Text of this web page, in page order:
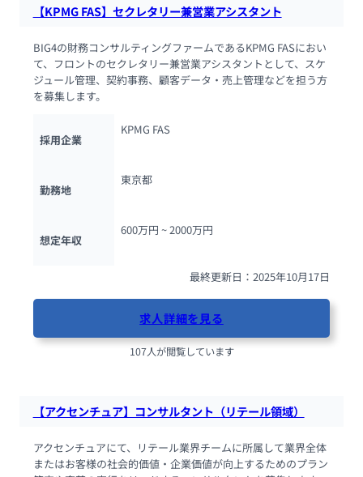
【KPMG FAS】セクレタリー兼営業アシスタント
BIG4の財務コンサルティングファームであるKPMG FASにおい
て、フロントのセクレタリー兼営業アシスタントとして、スケ
ジュール管理、契約事務、顧客データ・売上管理などを担う方
を募集します。
採用企業
KPMG FAS
勤務地
東京都
想定年収
600万円 ~ 2000万円
最終更新日：2025年10月17日
求人詳細を見る
107人が閲覧しています
【アクセンチュア】コンサルタント（リテール領域）
アクセンチュアにて、リテール業界チームに所属して業界全体
またはお客様の社会的価値・企業価値が向上するためのプラン